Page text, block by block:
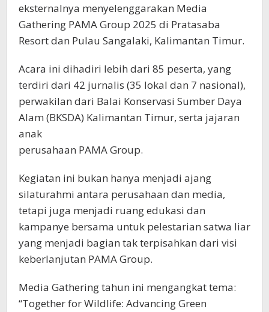
eksternalnya menyelenggarakan Media
Gathering PAMA Group 2025 di Pratasaba
Resort dan Pulau Sangalaki, Kalimantan Timur.
Acara ini dihadiri lebih dari 85 peserta, yang
terdiri dari 42 jurnalis (35 lokal dan 7 nasional),
perwakilan dari Balai Konservasi Sumber Daya
Alam (BKSDA) Kalimantan Timur, serta jajaran
anak
perusahaan PAMA Group.
Kegiatan ini bukan hanya menjadi ajang
silaturahmi antara perusahaan dan media,
tetapi juga menjadi ruang edukasi dan
kampanye bersama untuk pelestarian satwa liar
yang menjadi bagian tak terpisahkan dari visi
keberlanjutan PAMA Group.
Media Gathering tahun ini mengangkat tema:
“Together for Wildlife: Advancing Green